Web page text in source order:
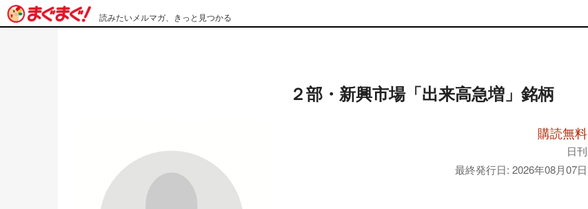
読みたいメルマガ、きっと見つかる
２部・新興市場「出来高急増」銘柄
購読無料
日刊
最終発行日: 2026年08月07日